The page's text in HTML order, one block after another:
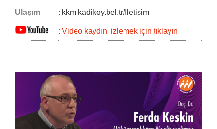
Ulaşım : kkm.kadikoy.bel.tr/Iletisim
: Video kaydını izlemek için tıklayın